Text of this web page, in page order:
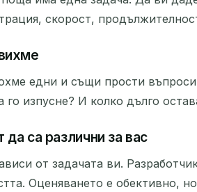
скорост,
едни и същи прости
изпусне? И колко дълго
са различни за вас
от задачата ви.
Оценяването е обективно,